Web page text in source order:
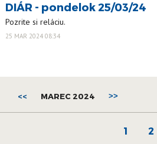
DIÁR - pondelok 25/03/24
Pozrite si reláciu.
25 MAR 2024 08:34
<< MAREC 2024 >>
1 2